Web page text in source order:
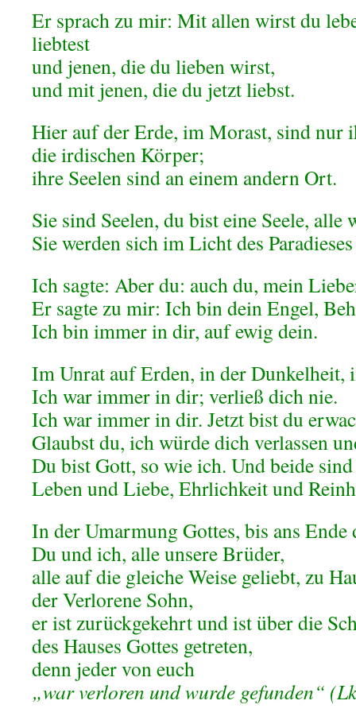
Er sprach zu mir: Mit allen wirst du
liebtest
und jenen, die du lieben wirst,
und mit jenen, die du jetzt liebst.
Hier auf der Erde, im Morast, sind nur
die irdischen Körper;
ihre Seelen sind an einem andern Ort.
Sie sind Seelen, du bist eine Seele, alle
Sie werden sich im Licht des
Ich sagte: Aber du: auch du, mein
Er sagte zu mir: Ich bin dein Engel,
Ich bin immer in dir, auf ewig dein.
Im Unrat auf Erden, in der
Ich war immer in dir; verließ dich nie.
Ich war immer in dir. Jetzt bist du
Glaubst du, ich würde dich verlassen
Du bist Gott, so wie ich. Und beide
Leben und Liebe, Ehrlichkeit und
In der Umarmung Gottes, bis ans Ende
Du und ich, alle unsere Brüder,
alle auf die gleiche Weise geliebt, zu
der Verlorene Sohn,
er ist zurückgekehrt und ist über die
des Hauses Gottes getreten,
denn jeder von euch
„war verloren und wurde gefunden“